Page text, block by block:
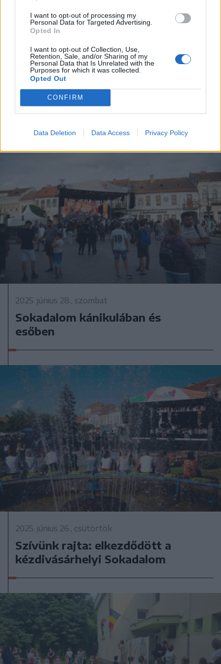
I want to opt-out of processing my
Personal Data for Targeted Advertising.
Opted In
I want to opt-out of Collection, Use,
Retention, Sale, and/or Sharing of my
Personal Data that Is Unrelated with the
Purposes for which it was collected.
Opted Out
CONFIRM
Data Deletion Data Access Privacy Policy
2025. június 29., vasárnap
Szíves mézeskalács, gyerekeknek
szóló űrmissziók – végéhez
közeledik a Sokadalom
2025. június 28., szombat
Sokadalom kánikulában és
esőben
2025. június 26., csütörtök
Szívünk rajta: elkezdődött a
kézdivásárhelyi Sokadalom